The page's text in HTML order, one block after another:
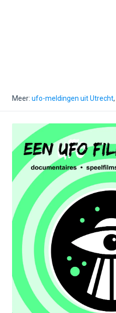
Meer: ufo-meldingen uit Utrecht,